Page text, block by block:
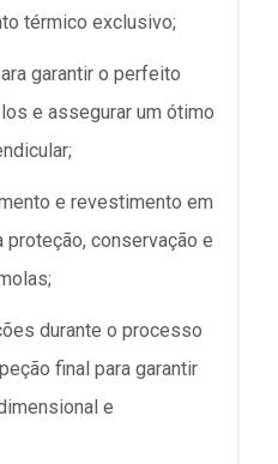
térmico exclusivo;
garantir o perfeito
e assegurar um ótimo
e revestimento em
proteção, conservação e
durante o processo
final para garantir
e